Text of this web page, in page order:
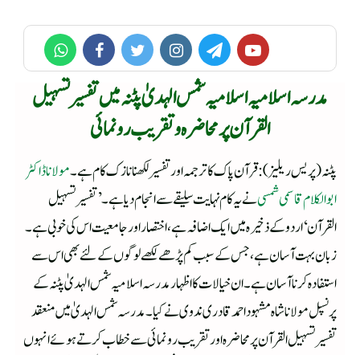
مدرسہ اسلامیہ اسلامیہ شمس الہدیٰ پٹنہ میں تفسیر تسہیل
القرآن پر محاضرہ و تقریب رونمائی
پٹنہ(پریس ریلیز): قرآن پاک کا ترجمہ اور تفسیر لکھنا نازک کام ہے۔مولانا ڈاکٹر
ابوالکلام قاسمی شمسینے یہ کام نہایت سلیقے سےانجام دیا ہے۔ ’تفسیر تسہیل
القرآن ‘ اردو کے ذخیرہ میں ایک اضافہ ہے، اختصاراور جامعیت اس کی خوبی ہے۔
زبان بہت آسان ہے، جس کے سبب کم پڑھے لکھے لوگوں کے لئے بھی اس سے
استفادہ کرنا آسان ہے۔ان خیالات کا اظہار مدرسہ اسلامیہ شمس الہدیٰ پٹنہ کے
پرنسپل مولانا شاہ مشہود احمد قادری ندوی نےکیا۔ مدرسہ شمس الہدیٰ میں منعقد
تفسیر تسہیل القرآن پر محاضرہ اور تقریب رونمائی سے خطاب کرتے ہوئے انہوں